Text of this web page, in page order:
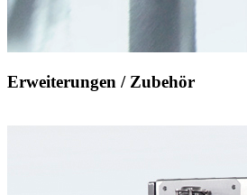
Erweiterungen / Zubehör